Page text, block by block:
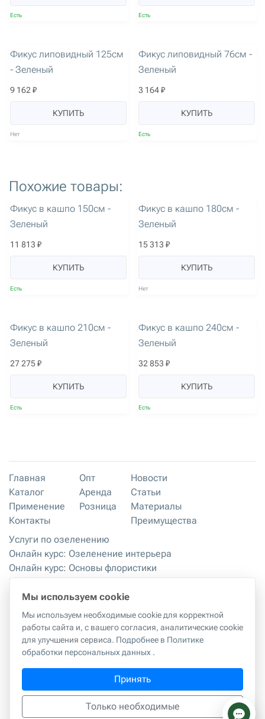
Есть Есть
Фикус липовидный 125см
- Зеленый
9 162 ₽
КУПИТЬ
Нет
Фикус липовидный 76см -
Зеленый
3 164 ₽
КУПИТЬ
Есть
Похожие товары:
артикул: 2045
Фикус в кашпо 150см -
Зеленый
11 813 ₽
КУПИТЬ
Есть
Фикус в кашпо 180см -
Зеленый
15 313 ₽
КУПИТЬ
Нет
Фикус в кашпо 210см -
Зеленый
27 275 ₽
КУПИТЬ
Есть
Фикус в кашпо 240см -
Зеленый
32 853 ₽
КУПИТЬ
Есть
Главная
Каталог
Применение
Контакты
Опт
Аренда
Розница
Новости
Статьи
Материалы
Преимущества
Услуги по озеленению
Онлайн курс: Озеленение интерьера
Онлайн курс: Основы флористики
Правила хранения и эксплуатации
Правила копирования материалов с сайта|Политика
обработки персональных данных
г. Москва, 2-й Грайвороновский проезд, 42к1
ИП Куликова Татьяна Александровна
hello@realtouch-flowers.com
тел.+7-977-360-30-30
Мы используем cookie
Мы используем необходимые cookie для корректной
работы сайта и, с вашего согласия, аналитические cookie
для улучшения сервиса. Подробнее в Политике
обработки персональных данных .
Принять
Только необходимые